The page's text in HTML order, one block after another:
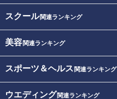
スクール関連ランキング
美容関連ランキング
スポーツ＆ヘルス 関連ランキング
ウエディング関連ランキング